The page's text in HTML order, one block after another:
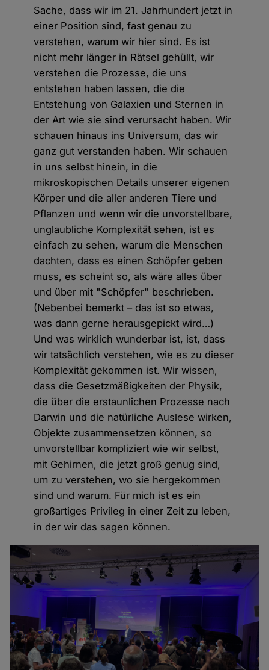
Sache, dass wir im 21. Jahrhundert jetzt in
einer Position sind, fast genau zu
verstehen, warum wir hier sind. Es ist
nicht mehr länger in Rätsel gehüllt, wir
verstehen die Prozesse, die uns
entstehen haben lassen, die die
Entstehung von Galaxien und Sternen in
der Art wie sie sind verursacht haben. Wir
schauen hinaus ins Universum, das wir
ganz gut verstanden haben. Wir schauen
in uns selbst hinein, in die
mikroskopischen Details unserer eigenen
Körper und die aller anderen Tiere und
Pflanzen und wenn wir die unvorstellbare,
unglaubliche Komplexität sehen, ist es
einfach zu sehen, warum die Menschen
dachten, dass es einen Schöpfer geben
muss, es scheint so, als wäre alles über
und über mit "Schöpfer" beschrieben.
(Nebenbei bemerkt – das ist so etwas,
was dann gerne herausgepickt wird…)
Und was wirklich wunderbar ist, ist, dass
wir tatsächlich verstehen, wie es zu dieser
Komplexität gekommen ist. Wir wissen,
dass die Gesetzmäßigkeiten der Physik,
die über die erstaunlichen Prozesse nach
Darwin und die natürliche Auslese wirken,
Objekte zusammensetzen können, so
unvorstellbar kompliziert wie wir selbst,
mit Gehirnen, die jetzt groß genug sind,
um zu verstehen, wo sie hergekommen
sind und warum. Für mich ist es ein
großartiges Privileg in einer Zeit zu leben,
in der wir das sagen können.